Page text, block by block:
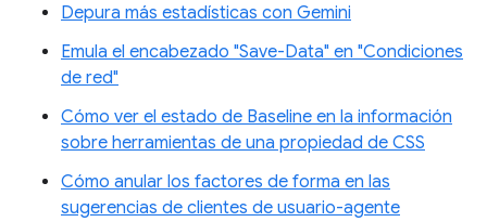
Depura más estadísticas con Gemini
Emula el encabezado "Save-Data" en "Condiciones
de red"
Cómo ver el estado de Baseline en la información
sobre herramientas de una propiedad de CSS
Cómo anular los factores de forma en las
sugerencias de clientes de usuario-agente